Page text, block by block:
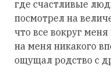
где счастливые
посмотрел на
что все вокруг
на меня никакого
ощущал родство с